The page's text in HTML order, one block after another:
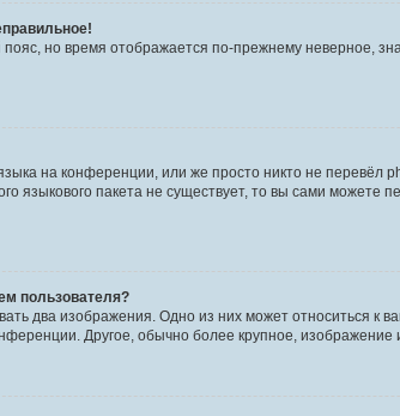
но время отображается по-прежнему неверное,
на конференции, или же просто никто не
языкового пакета не существует, то вы сами
пользователя?
два изображения. Одно из них может относиться к
Другое, обычно более крупное, изображение